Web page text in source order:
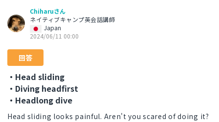
Chiharuさん
ネイティブキャンプ英会話講師
Japan
2024/06/11 00:00
回答
・Head sliding
・Diving headfirst
・Headlong dive
Head sliding looks painful. Aren't you scared of doing it?